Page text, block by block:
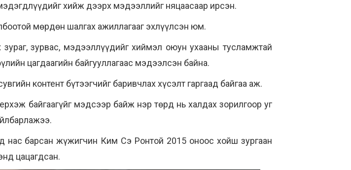
хийж дээрх мэдээллийг няцаасаар ирсэн.
мөрдөн шалгах ажиллагааг эхлүүлсэн юм.
зурвас, мэдээллүүдийг хиймэл оюун ухааны тусламжтай
цагдаагийн байгууллагаас мэдээлсэн байна.
контент бүтээгчийг баривчлах хүсэлт гаргаад байгаа аж.
байгаагүйг мэдсээр байж нэр төрд нь халдах зорилгоор уг
барсан жүжигчин Ким Сэ Ронтой 2015 оноос хойш зургаан
цацагдсан.